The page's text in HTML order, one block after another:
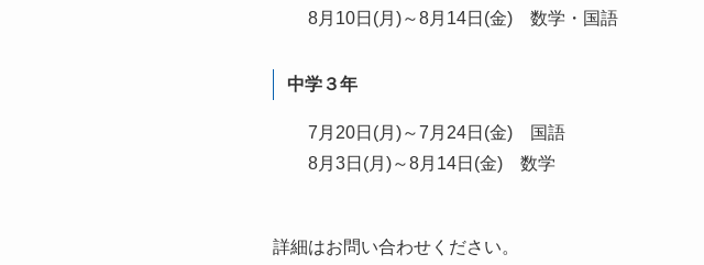
8月10日(月)～8月14日(金) 数学・国語
中学３年
7月20日(月)～7月24日(金)
国語
8月3日(月)～8月14日(金) 数学
詳細はお問い合わせください。